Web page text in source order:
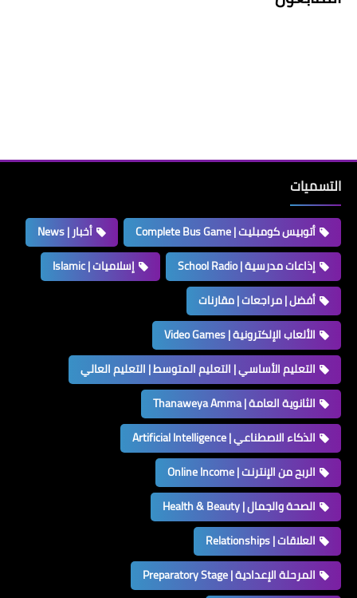
التسميات
أتوبيس كومبليت | Complete Bus Game
أخبار | News
إذاعات مدرسية | School Radio
إسلاميات | Islamic
أفضل | مراجعات | مقارنات
الألعاب الإلكترونية | Video Games
التعليم الأساسي | التعليم المتوسط | التعليم العالي
الثانوية العامة | Thanaweya Amma
الذكاء الاصطناعي | Artificial Intelligence
الربح من الإنترنت | Online Income
الصحة والجمال | Health & Beauty
العلاقات | Relationships
المرحلة الإعدادية | Preparatory Stage